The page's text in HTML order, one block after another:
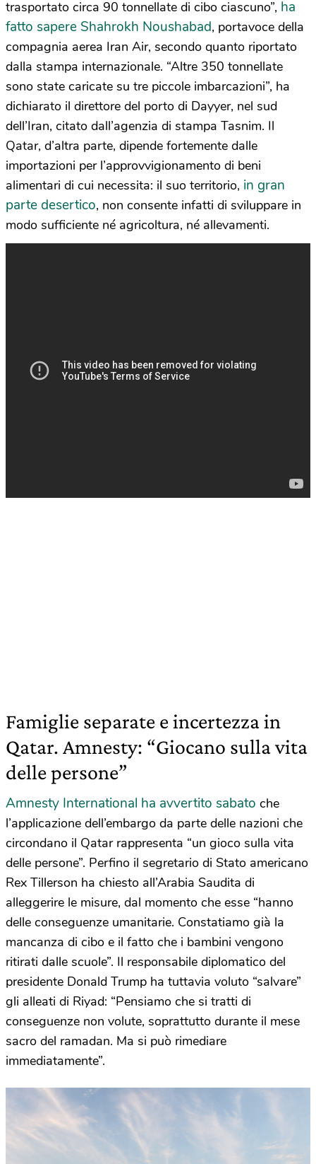
trasportato circa 90 tonnellate di cibo ciascuno”, ha
fatto sapere Shahrokh Noushabad, portavoce della
compagnia aerea Iran Air, secondo quanto riportato
dalla stampa internazionale. “Altre 350 tonnellate
sono state caricate su tre piccole imbarcazioni”, ha
dichiarato il direttore del porto di Dayyer, nel sud
dell’Iran, citato dall’agenzia di stampa Tasnim. Il
Qatar, d’altra parte, dipende fortemente dalle
importazioni per l’approvvigionamento di beni
alimentari di cui necessita: il suo territorio, in gran
parte desertico, non consente infatti di sviluppare in
modo sufficiente né agricoltura, né allevamenti.
Famiglie separate e incertezza in
Qatar. Amnesty: “Giocano sulla vita
delle persone”
Amnesty International ha avvertito sabato che
l’applicazione dell’embargo da parte delle nazioni che
circondano il Qatar rappresenta “un gioco sulla vita
delle persone”. Perfino il segretario di Stato americano
Rex Tillerson ha chiesto all’Arabia Saudita di
alleggerire le misure, dal momento che esse “hanno
delle conseguenze umanitarie. Constatiamo già la
mancanza di cibo e il fatto che i bambini vengono
ritirati dalle scuole”. Il responsabile diplomatico del
presidente Donald Trump ha tuttavia voluto “salvare”
gli alleati di Riyad: “Pensiamo che si tratti di
conseguenze non volute, soprattutto durante il mese
sacro del ramadan. Ma si può rimediare
immediatamente”.